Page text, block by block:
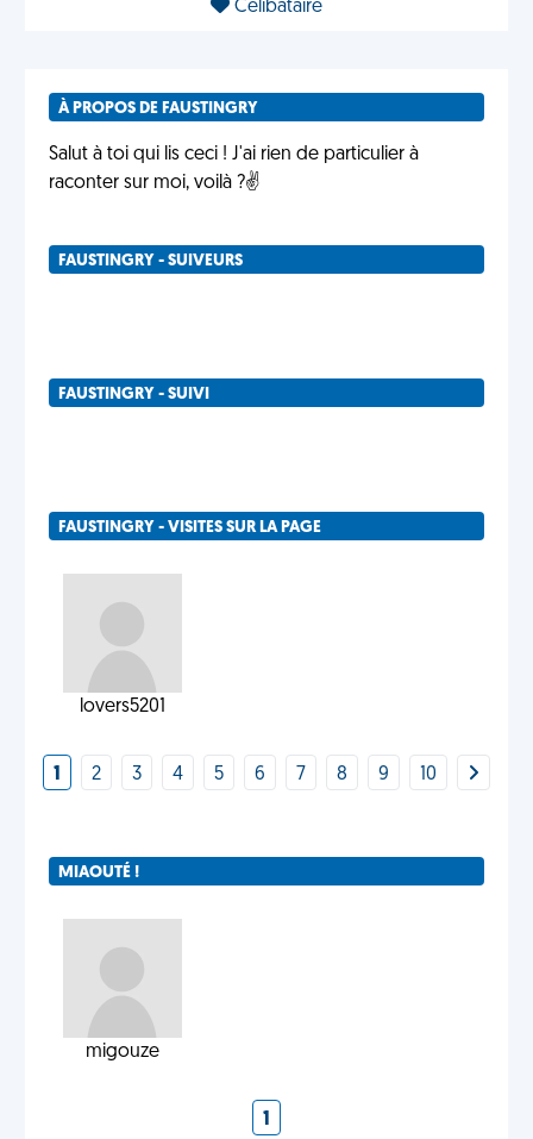
Célibataire
À PROPOS DE FAUSTINGRY
Salut à toi qui lis ceci ! J'ai rien de particulier à
raconter sur moi, voilà ?✌️
FAUSTINGRY - SUIVEURS
FAUSTINGRY - SUIVI
FAUSTINGRY - VISITES SUR LA PAGE
lovers5201
1 2 3 4 5 6 7 8 9 10
MIAOUTÉ !
migouze
1